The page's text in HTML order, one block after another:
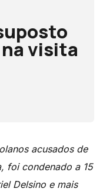
visita
acusados de
foi condenado a 15
Delsino e mais